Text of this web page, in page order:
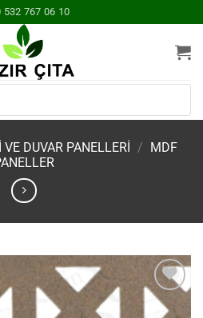
532 767 06 10
DUVAR PANELLERİ / MDF
İstek